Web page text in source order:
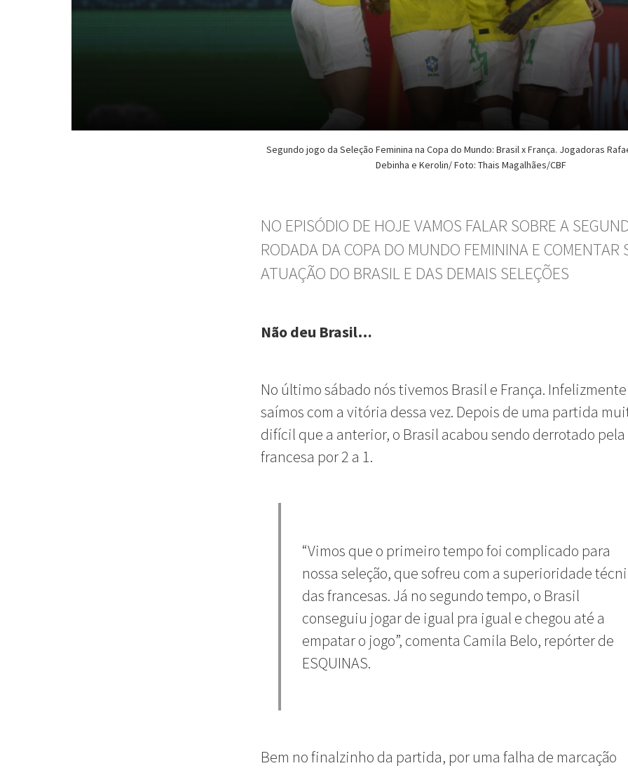
Segundo jogo da Seleção Feminina na Copa do Mundo: Brasil x França. Jogadoras
Debinha e Kerolin/ Foto: Thais Magalhães/CBF
NO EPISÓDIO DE HOJE VAMOS FALAR SOBRE A
RODADA DA COPA DO MUNDO FEMININA E COMENTAR
ATUAÇÃO DO BRASIL E DAS DEMAIS SELEÇÕES
Não deu Brasil…
No último sábado nós tivemos Brasil e França.
saímos com a vitória dessa vez. Depois de uma partida
difícil que a anterior, o Brasil acabou sendo derrotado pela
francesa por 2 a 1.
“Vimos que o primeiro tempo foi complicado para
nossa seleção, que sofreu com a superioridade
das francesas. Já no segundo tempo, o Brasil
conseguiu jogar de igual pra igual e chegou até a
empatar o jogo”, comenta Camila Belo, repórter de
ESQUINAS.
Bem no finalzinho da partida, por uma falha de marcação